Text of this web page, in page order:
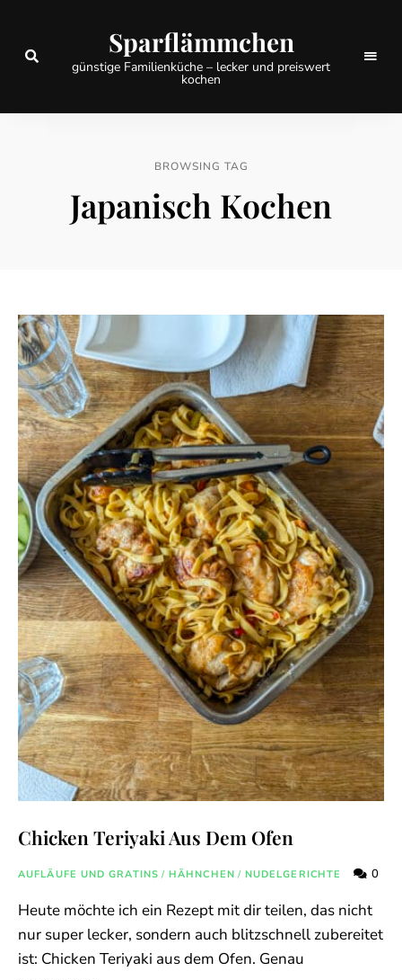
Sparflämmchen
günstige Familienküche – lecker und preiswert
kochen
BROWSING TAG
Japanisch Kochen
Chicken Teriyaki Aus Dem Ofen
AUFLÄUFE UND GRATINS / HÄHNCHEN / NUDELGERICHTE 0
Heute möchte ich ein Rezept mit dir teilen, das nicht
nur super lecker, sondern auch blitzschnell zubereitet
ist: Chicken Teriyaki aus dem Ofen. Genau